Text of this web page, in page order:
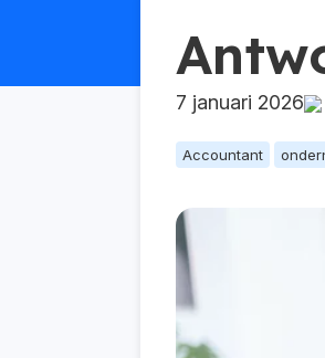
7 januari 2026
Accountant